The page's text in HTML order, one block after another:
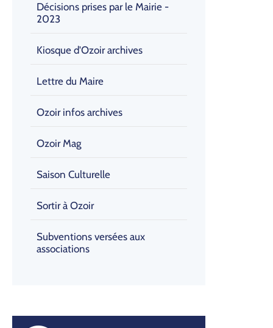
Décisions prises par le Mairie -
2023
Kiosque d'Ozoir archives
Lettre du Maire
Ozoir infos archives
Ozoir Mag
Saison Culturelle
Sortir à Ozoir
Subventions versées aux
associations